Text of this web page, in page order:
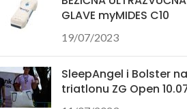
GLAVE myMIDES C10
19/07/2023
SleepAngel i Bolster
triatlonu ZG Open